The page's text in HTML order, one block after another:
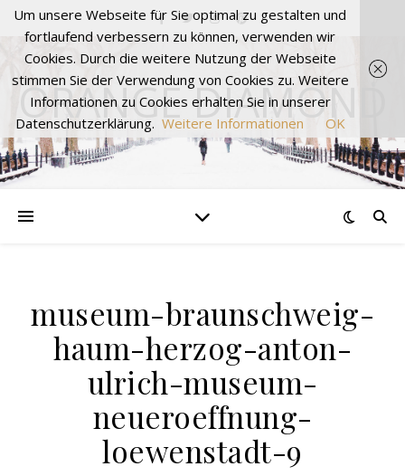
ORANGE DIAMOND
museum-braunschweig-
haum-herzog-anton-
ulrich-museum-
neueroeffnung-
loewenstadt-9
Um unsere Webseite für Sie optimal zu gestalten und
fortlaufend verbessern zu können, verwenden wir
Cookies. Durch die weitere Nutzung der Webseite
stimmen Sie der Verwendung von Cookies zu. Weitere
Informationen zu Cookies erhalten Sie in unserer
Datenschutzerklärung. Weitere Informationen OK